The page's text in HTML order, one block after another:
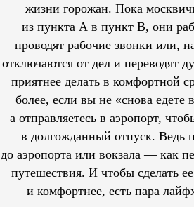
жизни горожан. Пока
из пункта А в пункт В, они
проводят рабочие звонки или,
отключаются от дел и переводят
приятнее делать в комфортной
более, если вы не «снова едете
а отправляетесь в аэропорт,
в долгожданный отпуск. Ведь
до аэропорта или вокзала — как
путешествия. И чтобы сделать
и комфортнее, есть пара